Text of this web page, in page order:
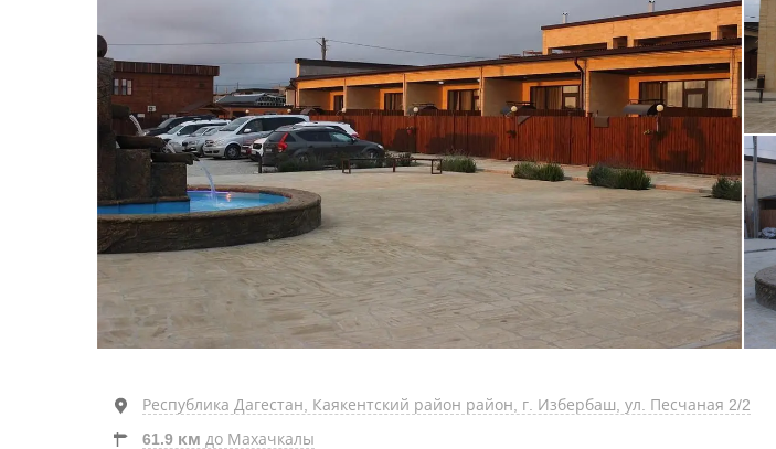
Республика Дагестан, Каякентский район район, г. Избербаш, ул. Песчаная 2/2
61.9 км до Махачкалы